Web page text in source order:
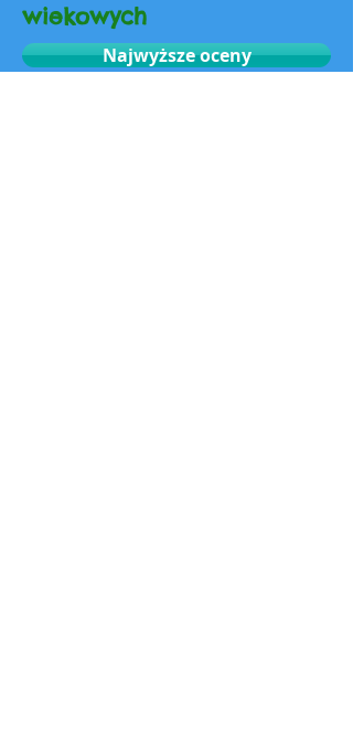
wiekowych
Najwyższe oceny